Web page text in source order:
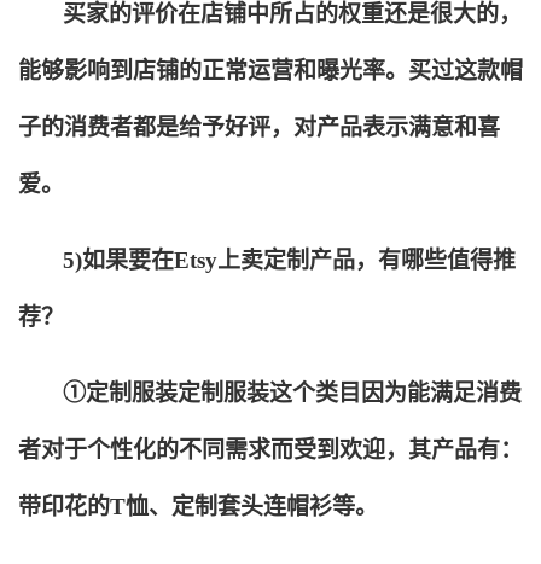
买家的评价在店铺中所占的权重还是很大的，
能够影响到店铺的正常运营和曝光率。买过这款帽
子的消费者都是给予好评，对产品表示满意和喜
爱。
5)如果要在Etsy上卖定制产品，有哪些值得推
荐？
①定制服装定制服装这个类目因为能满足消费
者对于个性化的不同需求而受到欢迎，其产品有：
带印花的T恤、定制套头连帽衫等。